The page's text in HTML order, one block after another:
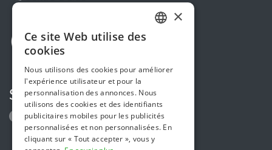
Suivez-nous
×
Ce site Web utilise des
cookies
Nous utilisons des cookies pour améliorer
l'expérience utilisateur et pour la
personnalisation des annonces. Nous
utilisons des cookies et des identifiants
publicitaires mobiles pour les publicités
personnalisées et non personnalisées. En
cliquant sur « Tout accepter », vous y